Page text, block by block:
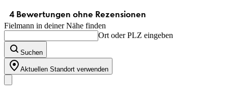
Fielmann in deiner Nähe finden
Ort oder PLZ eingeben
Suchen
Aktuellen Standort verwenden